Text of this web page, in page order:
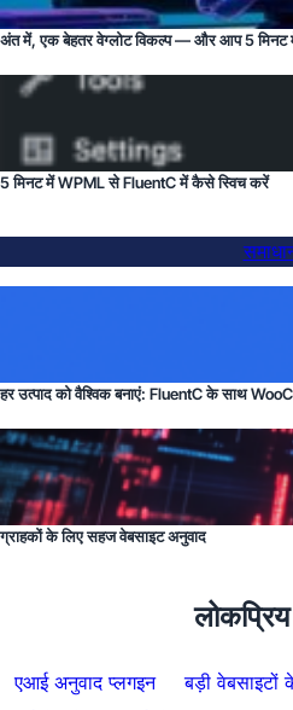
अंत में, एक बेहतर वेग्लोट विकल्प — और आप 5 मिनट
5 मिनट में WPML से FluentC में कैसे स्विच करें
हर उत्पाद को वैश्विक बनाएं: FluentC के साथ
ग्राहकों के लिए सहज वेबसाइट अनुवाद
एआई अनुवाद प्लगइन
बड़ी